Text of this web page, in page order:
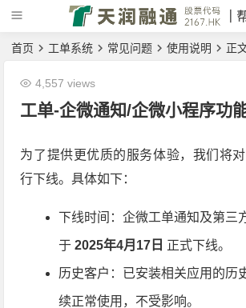
首页 工单系统 常见问题 使用说明 正
工单-企微通知/企微小程序功
4,557 views
为了提供更优质的服务体验，我们将
行下线。具体如下：
下线时间：企微工单通知及第三
于2025年4月17日 正式下线。
历史客户：已安装相关应用的历
续正常使用，不受影响。